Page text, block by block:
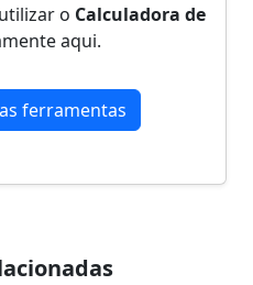
o Calculadora de
aqui.
ferramentas